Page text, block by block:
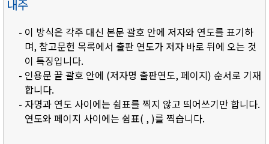
내주
- 이 방식은 각주 대신 본문 괄호 안에 저자와 연도를 표기하
며, 참고문헌 목록에서 출판 연도가 저자 바로 뒤에 오는 것
이 특징입니다.
- 인용문 끝 괄호 안에 (저자명 출판연도, 페이지) 순서로 기재
합니다.
- 자명과 연도 사이에는 쉼표를 찍지 않고 띄어쓰기만 합니다.
연도와 페이지 사이에는 쉼표( , )를 찍습니다.